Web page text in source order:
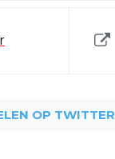
OP TWITTER